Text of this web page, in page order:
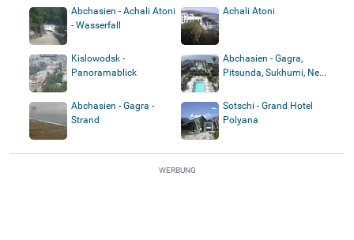
Abchasien - Achali Atoni
- Wasserfall
Achali Atoni
Kislowodsk -
Panoramablick
Abchasien - Gagra,
Pitsunda, Sukhumi, Ne...
Abchasien - Gagra -
Strand
Sotschi - Grand Hotel
Polyana
WERBUNG